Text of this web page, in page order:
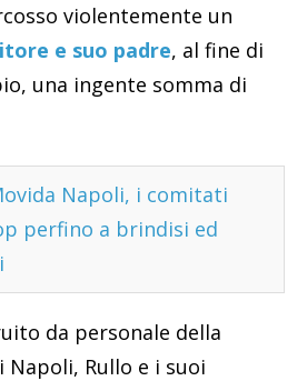
violentemente un
e suo padre, al fine di
una ingente somma di
Napoli, i comitati
perfino a brindisi ed
da personale della
Rullo e i suoi